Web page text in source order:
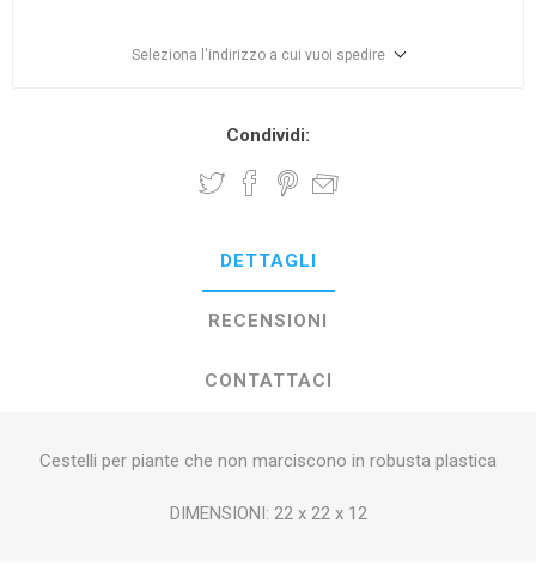
Seleziona l'indirizzo a cui vuoi spedire
Condividi:
DETTAGLI
RECENSIONI
CONTATTACI
Cestelli per piante che non marciscono in robusta plastica
DIMENSIONI: 22 x 22 x 12